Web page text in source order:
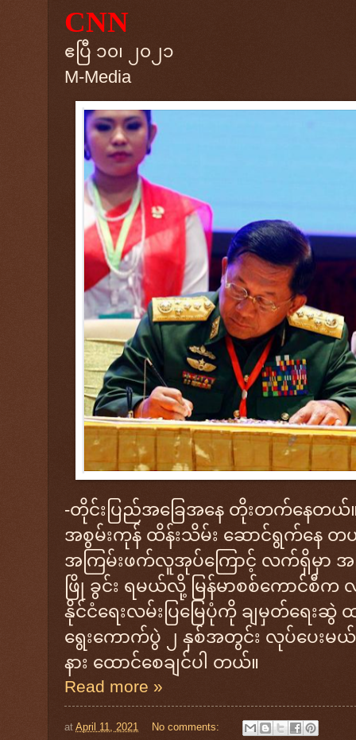
CNN
ဧပြီ ၁၀၊ ၂၀၂၁
M-Media
-တိုင်းပြည်အခြေအနေ တိုးတက်နေတ
အစွမ်းကုန် ထိန်းသိမ်း ဆောင်ရွက်နေ
အကြမ်းဖက်လူအုပ်ကြောင့် လက်ရှိမှာ အက
ဖြို ခွင်း ရမယ်လို့ မြန်မာစစ်ကောင်
နိုင်ငံရေးလမ်းပြမြေပုံကို ချမှတ်ရေး
ရွေးကောက်ပွဲ ၂ နှစ်အတွင်း လုပ်ပေ
နား ထောင်စေချင်ပါ တယ်။
Read more »
at April 11, 2021 No comments: